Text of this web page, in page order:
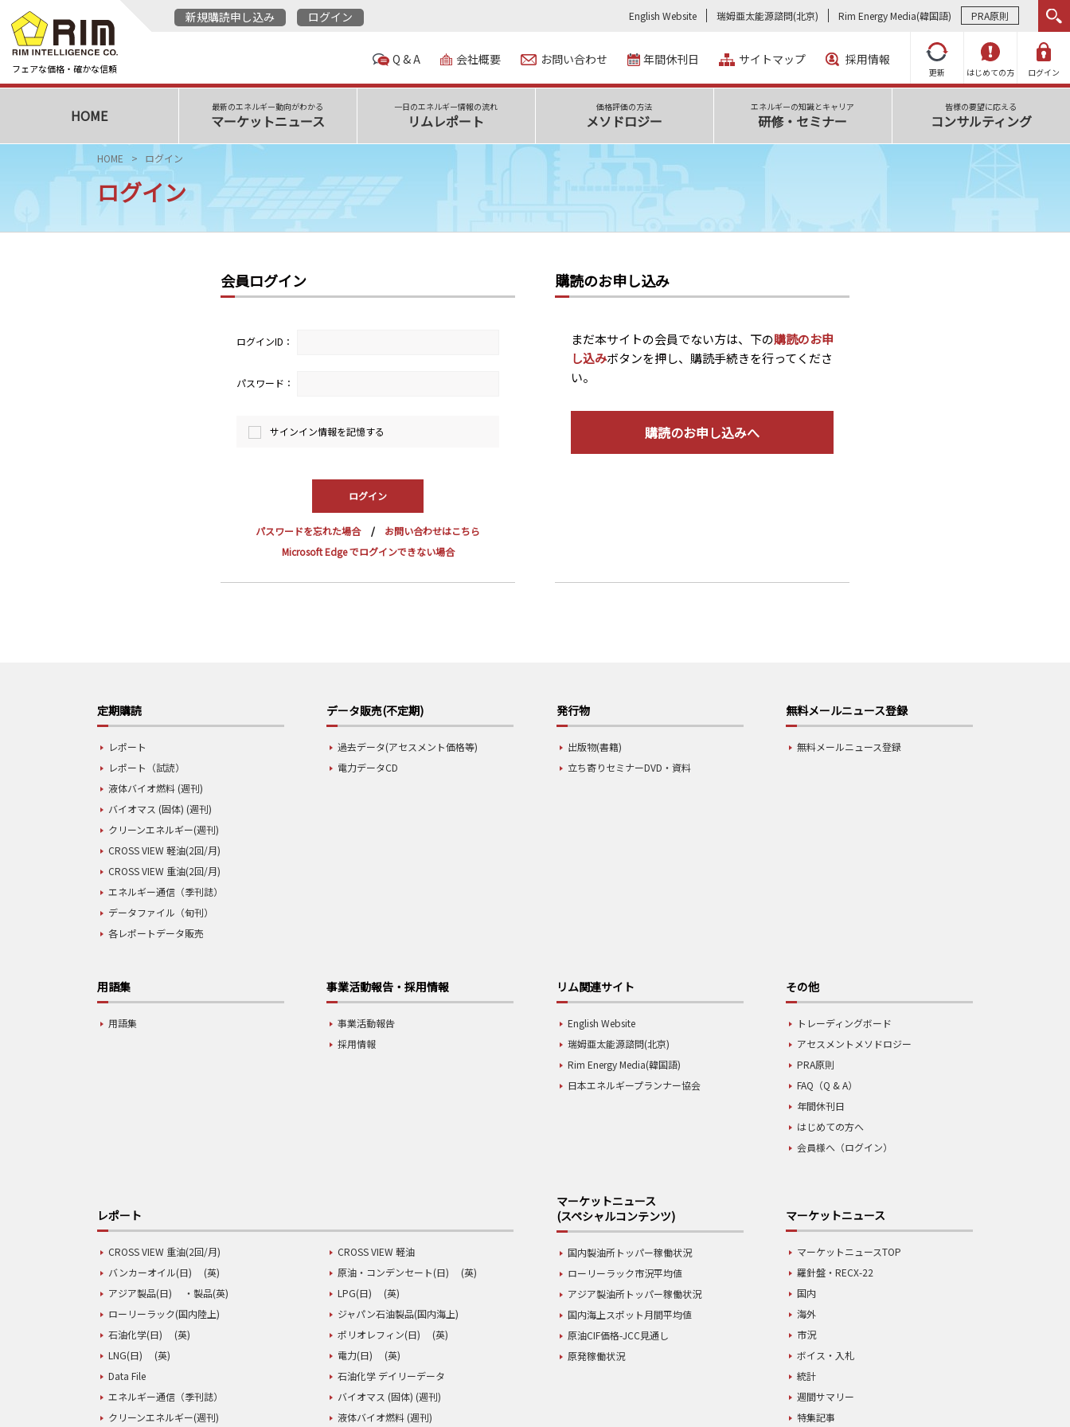
フェアな価格・確かな信頼
新規購読申し込み ログイン English Website 瑞姆亜太能源諮問(北京) Rim Energy Media(韓国語) PRA原則
更新 はじめての方 ログイン
Q & A 会社概要 お問い合わせ 年間休刊日 サイトマップ 採用情報
HOME 最新のエネルギー動向がわかる
マーケットニュース
一日のエネルギー情報の流れ
リムレポート
価格評価の方法
メソドロジー
エネルギーの知識とキャリア
研修・セミナー
皆様の要望に応える
コンサルティング
HOME ログイン
ログイン
会員ログイン
ログインID：
パスワード：
サインイン情報を記憶する
パスワードを忘れた場合
お問い合わせはこちら
Microsoft Edge でログインできない場合
購読のお申し込み
まだ本サイトの会員でない方は、下の購読のお申
し込みボタンを押し、購読手続きを行ってくださ
い。
購読のお申し込みへ
定期購読
レポート
レポート（試読）
液体バイオ燃料 (週刊)
バイオマス (固体) (週刊)
クリーンエネルギー(週刊)
CROSS VIEW 軽油(2回/月)
CROSS VIEW 重油(2回/月)
エネルギー通信（季刊誌）
データファイル（旬刊）
各レポートデータ販売
データ販売(不定期)
過去データ(アセスメント価格等)
電力データCD
発行物
出版物(書籍)
立ち寄りセミナーDVD・資料
無料メールニュース登録
無料メールニュース登録
用語集
用語集
事業活動報告・採用情報
事業活動報告
採用情報
リム関連サイト
English Website
瑞姆亜太能源諮問(北京)
Rim Energy Media(韓国語)
日本エネルギープランナー協会
その他
トレーディングボード
アセスメントメソドロジー
PRA原則
FAQ（Q & A）
年間休刊日
はじめての方へ
会員様へ（ログイン）
レポート
CROSS VIEW 重油(2回/月)
CROSS VIEW 軽油
バンカーオイル(日)
(英) 原油・コンデンセート(日)
(英)
アジア製品(日)
・製品(英) LPG(日)
(英)
ローリーラック(国内陸上)
ジャパン石油製品(国内海上)
石油化学(日)
(英) ポリオレフィン(日)
(英)
LNG(日)
(英) 電力(日)
(英)
Data File
石油化学 デイリーデータ
エネルギー通信（季刊誌）
バイオマス (固体) (週刊)
クリーンエネルギー(週刊)
液体バイオ燃料 (週刊)
マーケットニュース
(スペシャルコンテンツ)
国内製油所トッパー稼働状況
ローリーラック市況平均値
アジア製油所トッパー稼働状況
国内海上スポット月間平均値
原油CIF価格-JCC見通し
原発稼働状況
マーケットニュース
マーケットニュースTOP
羅針盤・RECX-22
国内
海外
市況
ボイス・入札
統計
週間サマリー
特集記事